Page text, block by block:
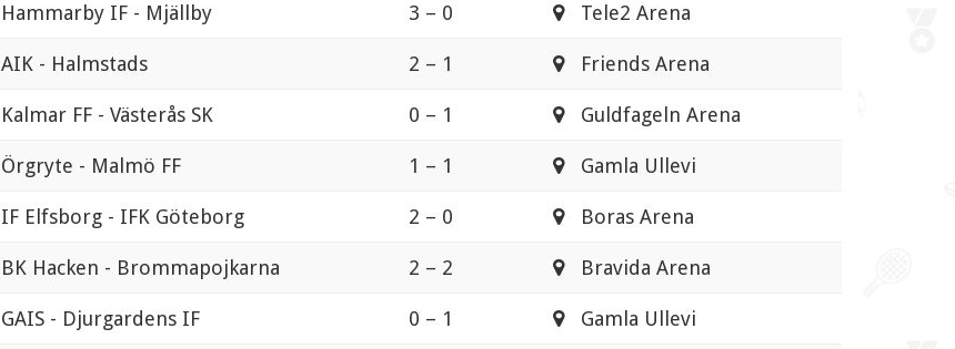
Hammarby IF - Mjällby 3 – 0 Tele2 Arena
AIK - Halmstads 2 – 1 Friends Arena
Kalmar FF - Västerås SK 0 – 1 Guldfageln Arena
Örgryte - Malmö FF 1 – 1 Gamla Ullevi
IF Elfsborg - IFK Göteborg 2 – 0 Boras Arena
BK Hacken - Brommapojkarna 2 – 2 Bravida Arena
GAIS - Djurgardens IF 0 – 1 Gamla Ullevi